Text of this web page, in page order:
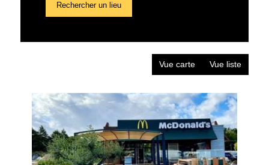
Rechercher un lieu
Vue carte Vue liste